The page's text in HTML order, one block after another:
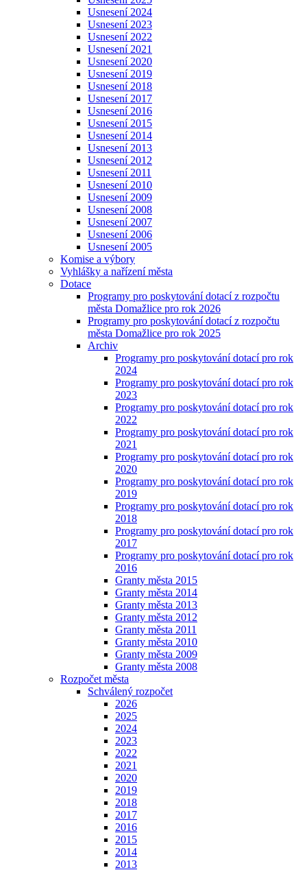
Usnesení 2024
Usnesení 2023
Usnesení 2022
Usnesení 2021
Usnesení 2020
Usnesení 2019
Usnesení 2018
Usnesení 2017
Usnesení 2016
Usnesení 2015
Usnesení 2014
Usnesení 2013
Usnesení 2012
Usnesení 2011
Usnesení 2010
Usnesení 2009
Usnesení 2008
Usnesení 2007
Usnesení 2006
Usnesení 2005
Komise a výbory
Vyhlášky a nařízení města
Dotace
Programy pro poskytování dotací z rozpočtu
města Domažlice pro rok 2026
Programy pro poskytování dotací z rozpočtu
města Domažlice pro rok 2025
Archiv
Programy pro poskytování dotací pro rok
2024
Programy pro poskytování dotací pro rok
2023
Programy pro poskytování dotací pro rok
2022
Programy pro poskytování dotací pro rok
2021
Programy pro poskytování dotací pro rok
2020
Programy pro poskytování dotací pro rok
2019
Programy pro poskytování dotací pro rok
2018
Programy pro poskytování dotací pro rok
2017
Programy pro poskytování dotací pro rok
2016
Granty města 2015
Granty města 2014
Granty města 2013
Granty města 2012
Granty města 2011
Granty města 2010
Granty města 2009
Granty města 2008
Rozpočet města
Schválený rozpočet
2026
2025
2024
2023
2022
2021
2020
2019
2018
2017
2016
2015
2014
2013